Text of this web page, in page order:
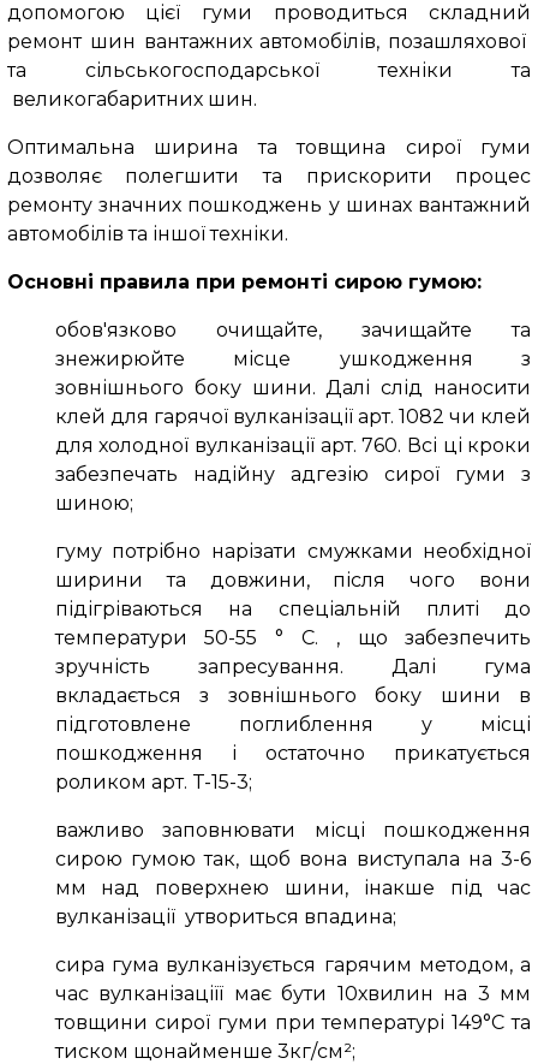
допомогою цієї гуми проводиться складний
ремонт шин вантажних автомобілів, позашляхової
та сільськогосподарської техніки та
великогабаритних шин.
Оптимальна ширина та товщина сирої гуми
дозволяє полегшити та прискорити процес
ремонту значних пошкоджень у шинах вантажний
автомобілів та іншої техніки.
Основні правила при ремонті сирою гумою:
обов'язково очищайте, зачищайте та
знежирюйте місце ушкодження з
зовнішнього боку шини. Далі слід наносити
клей для гарячої вулканізації арт. 1082 чи клей
для холодної вулканізації арт. 760. Всі ці кроки
забезпечать надійну адгезію сирої гуми з
шиною;
гуму потрібно нарізати смужками необхідної
ширини та довжини, після чого вони
підігріваються на спеціальній плиті до
температури 50-55 ° С. , що забезпечить
зручність запресування. Далі гума
вкладається з зовнішнього боку шини в
підготовлене поглиблення у місці
пошкодження і остаточно прикатується
роликом арт. T-15-3;
важливо заповнювати місці пошкодження
сирою гумою так, щоб вона виступала на 3-6
мм над поверхнею шини, інакше під час
вулканізації утвориться впадина;
сира гума вулканізується гарячим методом, а
час вулканізаціїї має бути 10хвилин на 3 мм
товщини сирої гуми при температурі 149°С та
тиском щонайменше 3кг/см²;